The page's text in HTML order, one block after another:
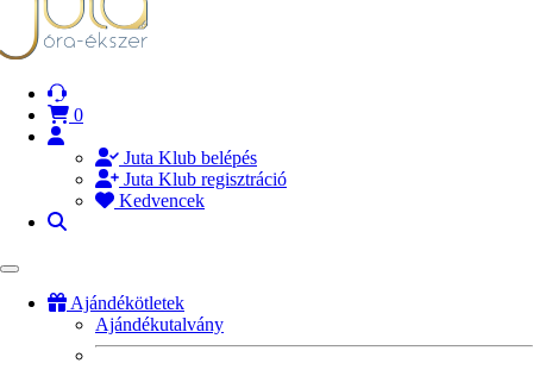
0
Juta Klub belépés
Juta Klub regisztráció
Kedvencek
Ajándékötletek
Ajándékutalvány